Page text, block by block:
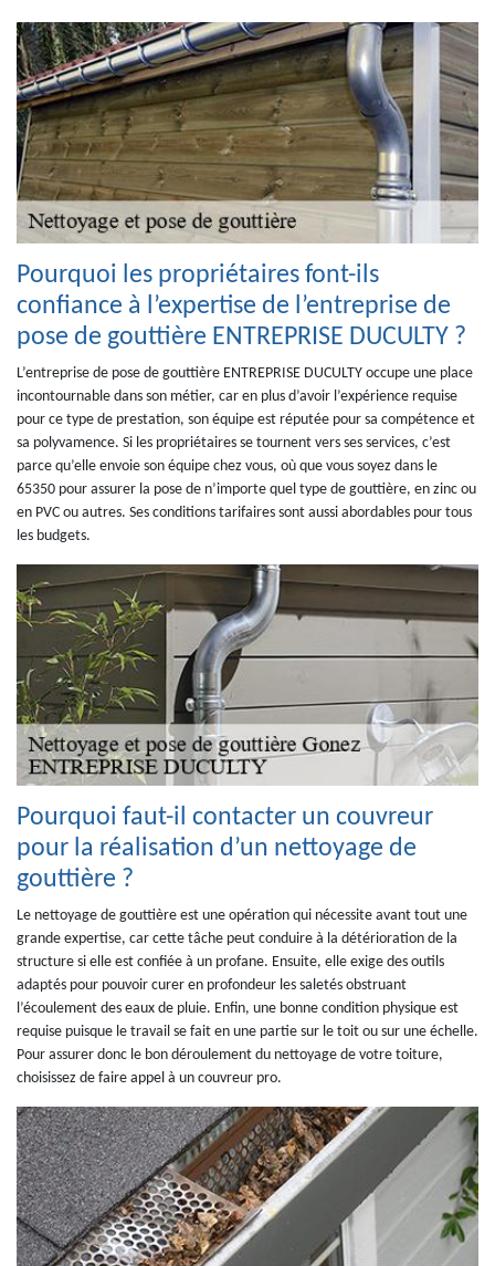
Pourquoi les propriétaires font-ils
confiance à l’expertise de l’entreprise de
pose de gouttière ENTREPRISE DUCULTY ?
L’entreprise de pose de gouttière ENTREPRISE DUCULTY occupe une place
incontournable dans son métier, car en plus d’avoir l’expérience requise
pour ce type de prestation, son équipe est réputée pour sa compétence et
sa polyvamence. Si les propriétaires se tournent vers ses services, c’est
parce qu’elle envoie son équipe chez vous, où que vous soyez dans le
65350 pour assurer la pose de n’importe quel type de gouttière, en zinc ou
en PVC ou autres. Ses conditions tarifaires sont aussi abordables pour tous
les budgets.
Pourquoi faut-il contacter un couvreur
pour la réalisation d’un nettoyage de
gouttière ?
Le nettoyage de gouttière est une opération qui nécessite avant tout une
grande expertise, car cette tâche peut conduire à la détérioration de la
structure si elle est confiée à un profane. Ensuite, elle exige des outils
adaptés pour pouvoir curer en profondeur les saletés obstruant
l’écoulement des eaux de pluie. Enfin, une bonne condition physique est
requise puisque le travail se fait en une partie sur le toit ou sur une échelle.
Pour assurer donc le bon déroulement du nettoyage de votre toiture,
choisissez de faire appel à un couvreur pro.